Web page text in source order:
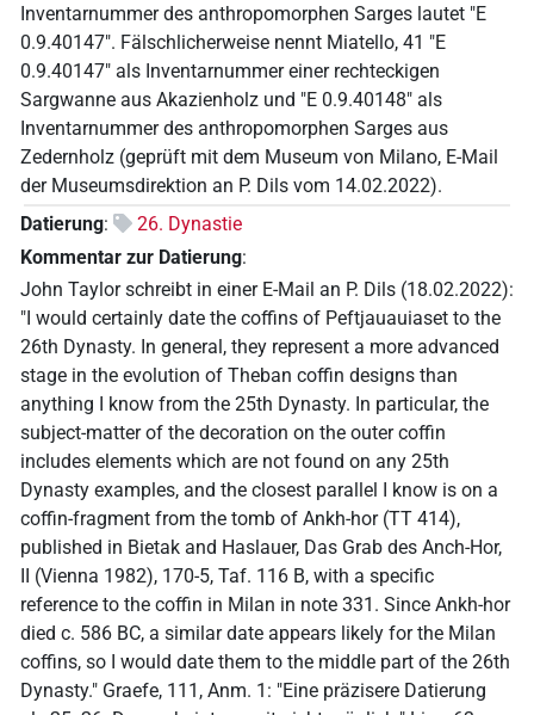
Inventarnummer des anthropomorphen Sarges lautet "E
0.9.40147". Fälschlicherweise nennt Miatello, 41 "E
0.9.40147" als Inventarnummer einer rechteckigen
Sargwanne aus Akazienholz und "E 0.9.40148" als
Inventarnummer des anthropomorphen Sarges aus
Zedernholz (geprüft mit dem Museum von Milano, E-Mail
der Museumsdirektion an P. Dils vom 14.02.2022).
Datierung:
26. Dynastie
Kommentar zur Datierung:
John Taylor schreibt in einer E-Mail an P. Dils (18.02.2022):
"I would certainly date the coffins of Peftjauauiaset to the
26th Dynasty. In general, they represent a more advanced
stage in the evolution of Theban coffin designs than
anything I know from the 25th Dynasty. In particular, the
subject-matter of the decoration on the outer coffin
includes elements which are not found on any 25th
Dynasty examples, and the closest parallel I know is on a
coffin-fragment from the tomb of Ankh-hor (TT 414),
published in Bietak and Haslauer, Das Grab des Anch-Hor,
II (Vienna 1982), 170-5, Taf. 116 B, with a specific
reference to the coffin in Milan in note 331. Since Ankh-hor
died c. 586 BC, a similar date appears likely for the Milan
coffins, so I would date them to the middle part of the 26th
Dynasty." Graefe, 111, Anm. 1: "Eine präzisere Datierung